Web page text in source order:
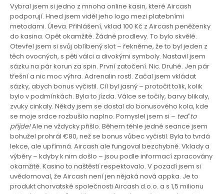
Vybral jsem si jedno z mnoha online kasin, které Aircash
podporují. Hned jsem viděl jeho logo mezi platebními
metodami. Úleva. Přihlášení, vklad 100 Kč z Aircash peněženky
do kasina. Opět okamžité. Žádné prodlevy. To bylo skvělé.
Otevřel jsem si svůj oblíbený slot – řekněme, že to byl jeden z
těch ovocných, s pěti válci a divokými symboly. Nastavil jsem
sázku na pár korun za spin. První zatočení. Nic. Druhé. Jen pár
třešní a nic moc výhra. Adrenalin rostl. Začal jsem vkládat
sázky, abych bonus vyčistil. Cíl byl jasný – protočit tolik, kolik
bylo v podmínkách. Byla to jízda. Válce se točily, barvy blikaly,
zvuky cinkaly. Někdy jsem se dostal do bonusového kola, kde
se moje srdce rozbušilo naplno. Pomyslel jsem si – teď to
přijde!Ale ne vždycky přišlo. Během téhle jedné seance jsem
bohužel prohrál €80, než se bonus vůbec vyčistil. Byla to tvrdá
lekce, ale upřímná. Aircash ale fungoval bezchybně. Vklady a
výběry – kdyby k nim došlo – jsou podle informací zpracovány
okamžitě. Kasino to naštěstí respektovalo. V pozadí jsem si
uvědomoval, že Aircash není jen nějaká nová appka. Je to
produkt chorvatské společnosti Aircash d.o.o. a s 1,5 milionu